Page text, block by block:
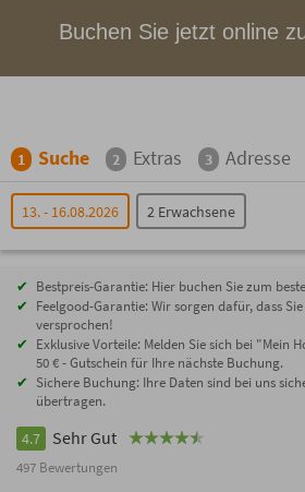
Buchen Sie jetzt online
1 Suche 2 Extras 3 Adresse
13. - 16.08.2026 2 Erwachsene
Bestpreis-Garantie: Hier buchen Sie zum
Feelgood-Garantie: Wir sorgen dafür, dass
versprochen!
Exklusive Vorteile: Melden Sie sich bei "Mein
50 € - Gutschein für Ihre nächste Buchung.
Sichere Buchung: Ihre Daten sind bei uns
übertragen.
4.7 Sehr Gut
497 Bewertungen